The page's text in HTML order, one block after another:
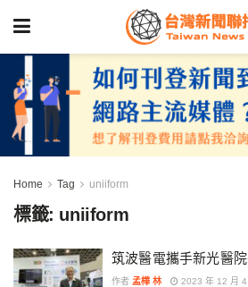
Home Tag uniiform
標籤: uniiform
筑波醫電攜手新光醫
作者 孟樺 林 2023 年 12 月 4